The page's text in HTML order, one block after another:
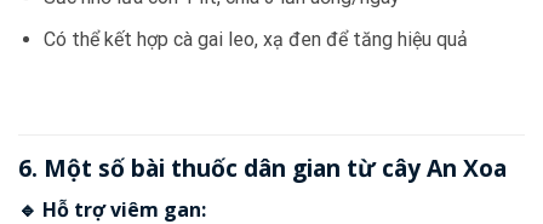
Có thể kết hợp cà gai leo, xạ đen để tăng hiệu quả
6. Một số bài thuốc dân gian từ cây An Xoa
🔹 Hỗ trợ viêm gan: